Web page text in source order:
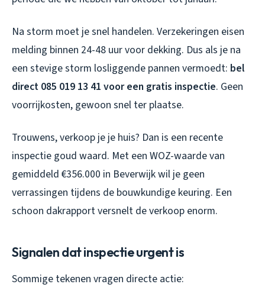
Na storm moet je snel handelen. Verzekeringen eisen
melding binnen 24-48 uur voor dekking. Dus als je na
een stevige storm losliggende pannen vermoedt: bel
direct 085 019 13 41 voor een gratis inspectie. Geen
voorrijkosten, gewoon snel ter plaatse.
Trouwens, verkoop je je huis? Dan is een recente
inspectie goud waard. Met een WOZ-waarde van
gemiddeld €356.000 in Beverwijk wil je geen
verrassingen tijdens de bouwkundige keuring. Een
schoon dakrapport versnelt de verkoop enorm.
Signalen dat inspectie urgent is
Sommige tekenen vragen directe actie: